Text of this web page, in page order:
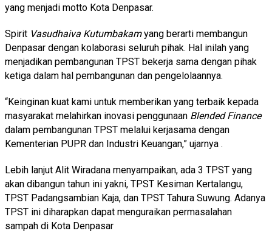
yang menjadi motto Kota Denpasar.
Spirit Vasudhaiva Kutumbakamyang berarti membangun
Denpasar dengan kolaborasi seluruh pihak. Hal inilah yang
menjadikan pembangunan TPST bekerja sama dengan pihak
ketiga dalam hal pembangunan dan pengelolaannya.
“Keinginan kuat kami untuk memberikan yang terbaik kepada
masyarakat melahirkan inovasi penggunaan Blended Finance
dalam pembangunan TPST melalui kerjasama dengan
Kementerian PUPR dan Industri Keuangan,” ujarnya .
Lebih lanjut Alit Wiradana menyampaikan, ada 3 TPST yang
akan dibangun tahun ini yakni, TPST Kesiman Kertalangu,
TPST Padangsambian Kaja, dan TPST Tahura Suwung. Adanya
TPST ini diharapkan dapat menguraikan permasalahan
sampah di Kota Denpasar